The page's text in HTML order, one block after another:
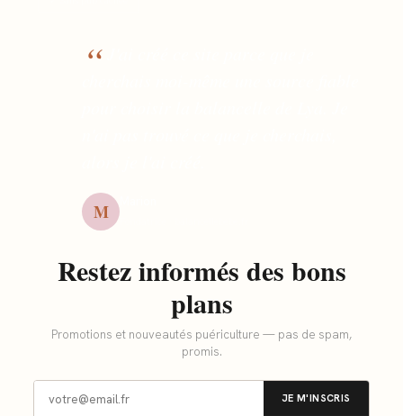
“
M
Restez informés des bons
plans
Promotions et nouveautés puériculture — pas de spam,
promis.
JE M'INSCRIS